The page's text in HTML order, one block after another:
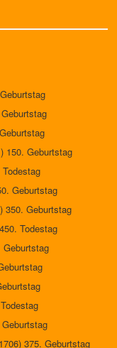
150. Geburtstag
Geburtstag
350. Geburtstag
Todestag
Geburtstag
375. Geburtstag